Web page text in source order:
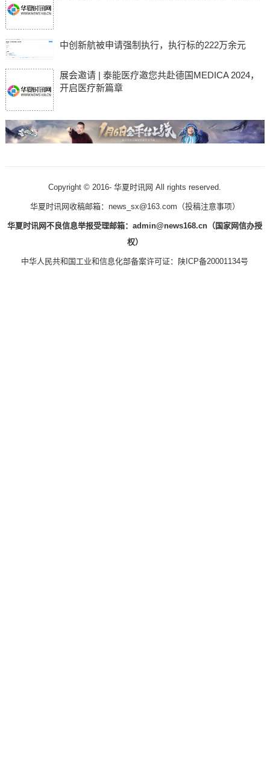
中创新航被申请强制执行，执行标的222万余元
展会邀请 | 泰能医疗邀您共赴德国MEDICA 2024，
开启医疗新篇章
Copyright © 2016- 华夏时讯网 All rights reserved.
华夏时讯网收稿邮箱：news_sx@163.com（投稿注意事项）
华夏时讯网不良信息举报受理邮箱：admin@news168.cn（国家网信办授
权）
中华人民共和国工业和信息化部备案许可证： 陕ICP备20001134号